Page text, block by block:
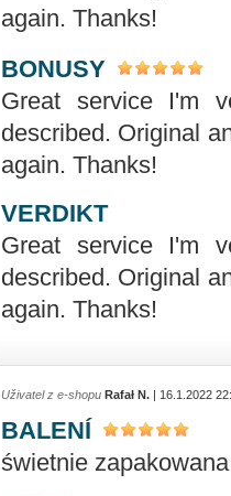
again. Thanks!
BONUSY
Great service I'm
described. Original
again. Thanks!
VERDIKT
Great service I'm
described. Original
again. Thanks!
Uživatel z e-shopu Rafał N. | 16.1.2022
BALENÍ
świetnie zapakowana